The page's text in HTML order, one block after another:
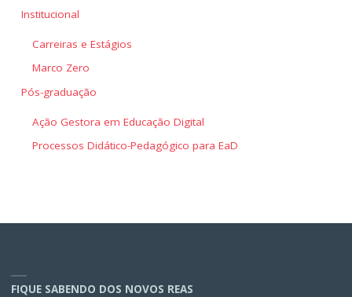
Institucional
Carreiras e Estágios
Marco Zero
Pós-graduação
Ação Gestora em Educação Digital
Processos Didático-Pedagógico para EaD
FIQUE SABENDO DOS NOVOS REAS